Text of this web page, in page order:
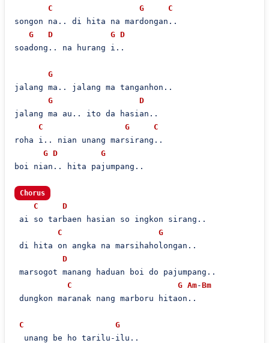
C
G
C
songon na.. di hita na mardongan..
G
D G D
soadong.. na hurang i..
G
jalang ma.. jalang ma tanganhon..
G
D
jalang ma au.. ito da hasian..
C
G
C
roha i.. nian unang marsirang..
G D
G
boi nian.. hita pajumpang..
Chorus
C
D
ai so tarbaen hasian so ingkon sirang..
C
G
di hita on angka na marsihaholongan..
D
marsogot manang haduan boi do pajumpang..
C
G Am-Bm
dungkon maranak nang marboru hitaon..
C
G
  unang be ho tarilu-ilu..